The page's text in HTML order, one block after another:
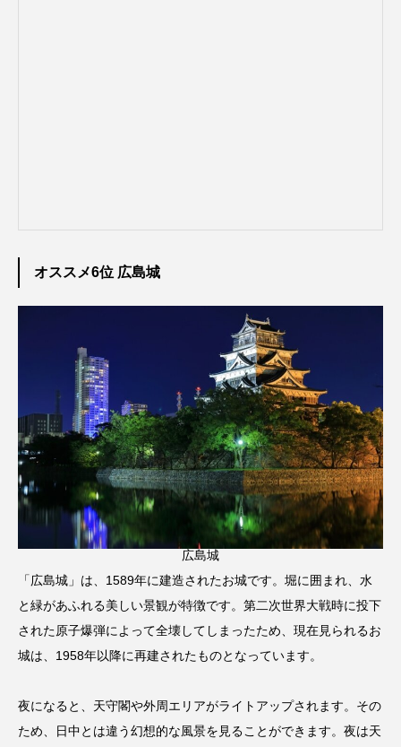
オススメ6位 広島城
広島城
「広島城」は、1589年に建造されたお城です。堀に囲まれ、水
と緑があふれる美しい景観が特徴です。第二次世界大戦時に投下
された原子爆弾によって全壊してしまったため、現在見られるお
城は、1958年以降に再建されたものとなっています。
夜になると、天守閣や外周エリアがライトアップされます。その
ため、日中とは違う幻想的な風景を見ることができます。夜は天